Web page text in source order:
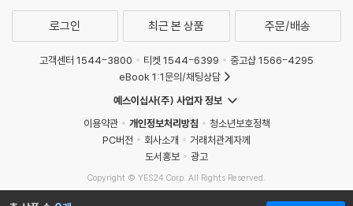
로그인 최근 본 상품 주문/배송
고객센터 1544-3800 티켓 1544-6399
중고샵 1566-4295
eBook 1:1문의/채팅상담
예스이십사(주) 사업자 정보
이용약관
개인정보처리방침
청소년보호정책
PC버전
회사소개
거래처관계자께
도서홍보
광고
Copyright © YES24 Corp. All Rights Reserved.
MATOM6